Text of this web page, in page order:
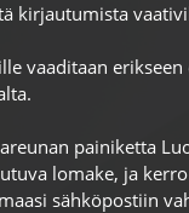
kirjautumista
vaaditaan
painiketta
lomake, ja
sähköpostiin